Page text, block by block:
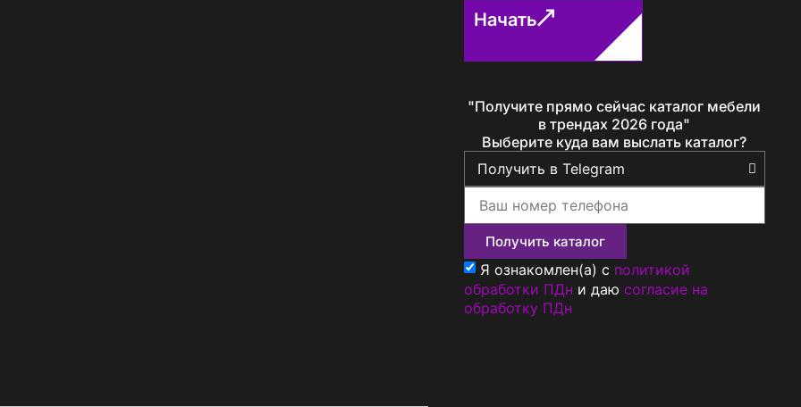
Начать
"Получите прямо сейчас каталог мебели
в трендах 2026 года"
Выберите куда вам выслать каталог?
Получить каталог
Я ознакомлен(а) с политикой
обработки ПДн и даю согласие на
обработку ПДн
Определение...